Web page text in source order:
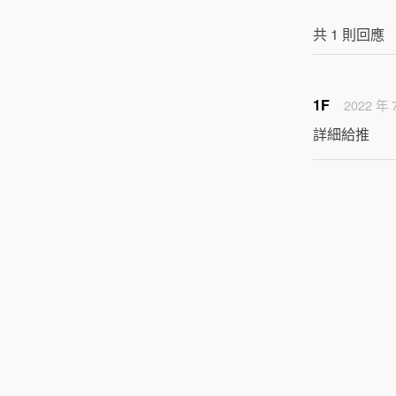
共 1 則回應
1F 2022 年
詳細給推